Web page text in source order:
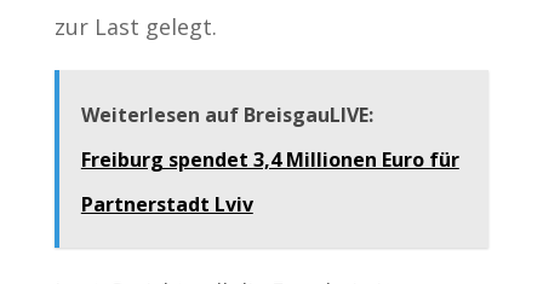
zur Last gelegt.
Weiterlesen auf BreisgauLIVE:
Freiburg spendet 3,4 Millionen Euro für
Partnerstadt Lviv